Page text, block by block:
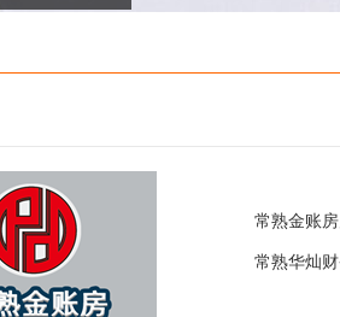
常熟金账
常熟华灿